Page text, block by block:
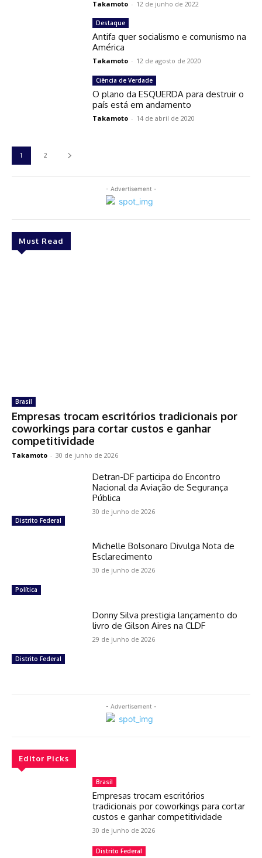
- Advertisement -
Must Read
Brasil
Empresas trocam escritórios tradicionais por
coworkings para cortar custos e ganhar
competitividade
Takamoto - 30 de junho de 2026
Distrito Federal
Detran-DF participa do Encontro
Nacional da Aviação de Segurança
Pública
30 de junho de 2026
Política
Michelle Bolsonaro Divulga Nota de
Esclarecimento
30 de junho de 2026
Distrito Federal
Donny Silva prestigia lançamento do
livro de Gilson Aires na CLDF
29 de junho de 2026
Takamoto - 12 de junho de 2022
Destaque
Antifa quer socialismo e comunismo na
América
Takamoto - 12 de agosto de 2020
Ciência de Verdade
O plano da ESQUERDA para destruir o
país está em andamento
Takamoto - 14 de abril de 2020
1 2
- Advertisement -
Editor Picks
Brasil
Empresas trocam escritórios
tradicionais por coworkings para cortar
custos e ganhar competitividade
30 de junho de 2026
Distrito Federal